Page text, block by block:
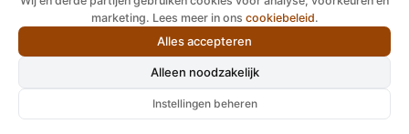
Ontworpen doorElegant Themes| Ondersteund door
WordPress
marketing. Lees meer in ons cookiebeleid.
Alles accepteren
Alleen noodzakelijk
Instellingen beheren